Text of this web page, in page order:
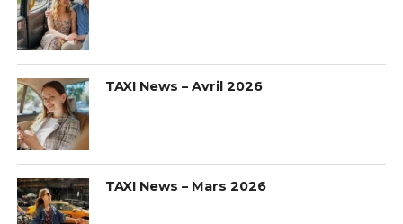
TAXI News – Avril 2026
TAXI News – Mars 2026